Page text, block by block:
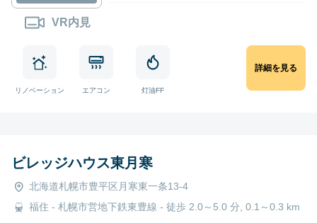
VR内見
リノベーション エアコン 灯油FF
詳細を見る
ビレッジハウス東月寒
北海道札幌市豊平区月寒東一条13-4
福住 - 札幌市営地下鉄東豊線 - 徒歩 2.0～5.0 分, 0.1～0.3 km